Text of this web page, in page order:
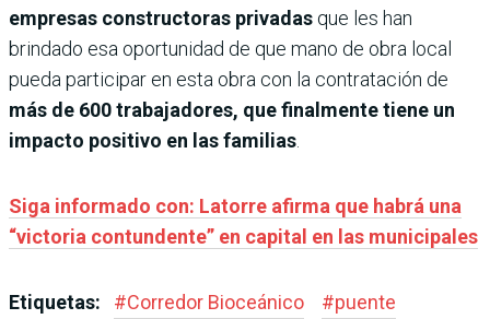
empresas constructoras privadas que les han
brindado esa oportunidad de que mano de obra local
pueda participar en esta obra con la contratación de
más de 600 trabajadores, que finalmente tiene un
impacto positivo en las familias
Siga informado con: Latorre afirma que habrá una
“victoria contundente” en capital en las municipales
Etiquetas: #Corredor Bioceánico #puente